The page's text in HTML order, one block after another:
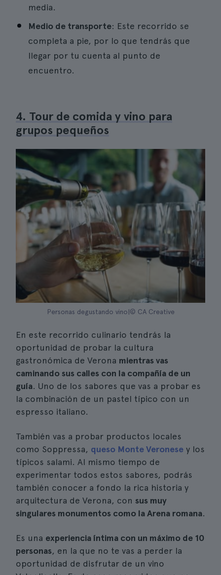
media.
Medio de transporte: Este recorrido se
completa a pie, por lo que tendrás que
llegar por tu cuenta al punto de
encuentro.
4. Tour de comida y vino para
grupos pequeños
Personas degustando vino|© CA Creative
En este recorrido culinario tendrás la
oportunidad de probar la cultura
gastronómica de Verona mientras vas
caminando sus calles con la compañía de un
guía. Uno de los sabores que vas a probar es
la combinación de un pastel típico con un
espresso italiano.
También vas a probar productos locales
como Soppressa, queso Monte Veronese y los
típicos salami. Al mismo tiempo de
experimentar todos estos sabores, podrás
también conocer a fondo la rica historia y
arquitectura de Verona, con sus muy
singulares monumentos como la Arena romana.
Es una experiencia íntima con un máximo de 10
personas, en la que no te vas a perder la
oportunidad de disfrutar de un vino